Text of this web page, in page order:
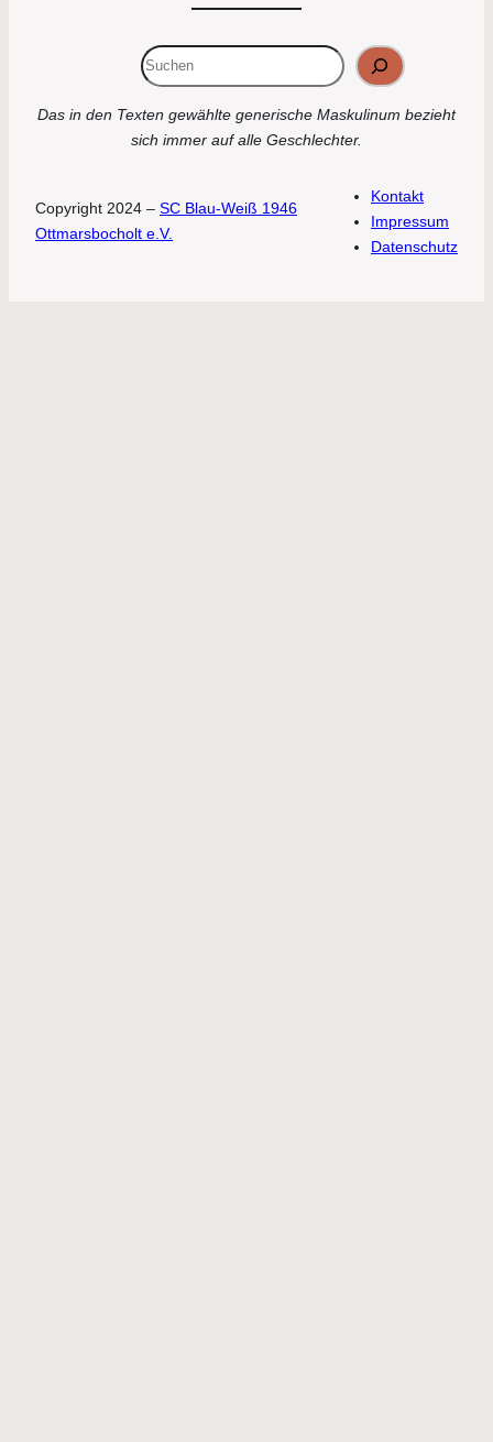
Das in den Texten gewählte generische Maskulinum bezieht
sich immer auf alle Geschlechter.
Copyright 2024 – SC Blau-Weiß 1946
Ottmarsbocholt e.V.
Kontakt
Impressum
Datenschutz